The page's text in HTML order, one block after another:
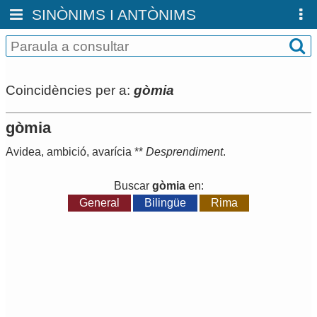
SINÒNIMS I ANTÒNIMS
Coincidències per a: gòmia
gòmia
Avidea, ambició, avarícia ** Desprendiment.
Buscar gòmiaen:
General
Bilingüe Rima